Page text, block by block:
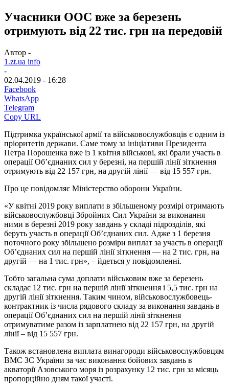
Учасники ООС вже за березень
отримують від 22 тис. грн на передовій
Автор -
1.zt.ua info
-
02.04.2019 - 16:28
Facebook
WhatsApp
Telegram
Copy URL
Підтримка української армії та військовослужбовців є одним із
пріоритетів держави. Саме тому за ініціативи Президента
Петра Порошенка вже із 1 квітня військові, які брали участь в
операції Об’єднаних сил у березні, на першій лінії зіткнення
отримують від 22 157 грн, на другій лінії — від 15 557 грн.
Про це повідомляє Міністерство оборони України.
«У квітні 2019 року виплати в збільшеному розмірі отримають
військовослужбовці Збройних Сил України за виконання
ними в березні 2019 року завдань у складі підрозділів, які
беруть участь в операції Об’єднаних сил. Адже з 1 березня
поточного року збільшено розміри виплат за участь в операції
Об’єднаних сил на першій лінії зіткнення — на 2 тис. грн, на
другій — на 1 тис. грн», – йдеться у повідомленні.
Тобто загальна сума доплати військовим вже за березень
складає 12 тис. грн на першій лінії зіткнення і 5,5 тис. грн на
другій лінії зіткнення. Таким чином, військовослужбовець-
контрактник із числа рядового складу за виконання завдань в
операції Об’єднаних сил на першій лінії зіткнення
отримуватиме разом із зарплатнею від 22 157 грн, на другій
лінії – від 15 557 грн.
Також встановлена виплата винагороди військовослужбовцям
ВМС ЗС України за час виконання бойових завдань в
акваторії Азовського моря із розрахунку 12 тис. грн за місяць
пропорційно дням такої участі.